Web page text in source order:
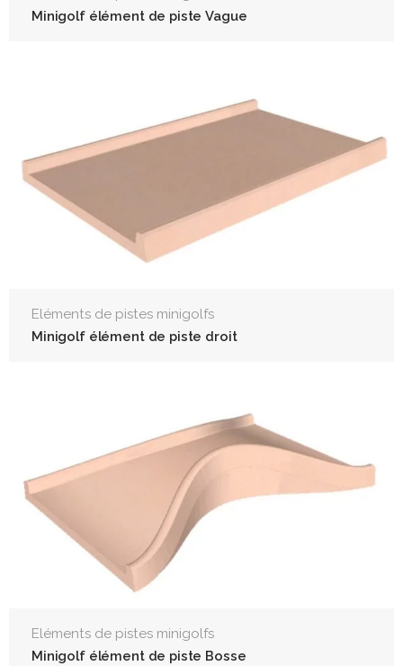
Minigolf élément de piste Vague
Eléments de pistes minigolfs
Minigolf élément de piste droit
Eléments de pistes minigolfs
Minigolf élément de piste Bosse